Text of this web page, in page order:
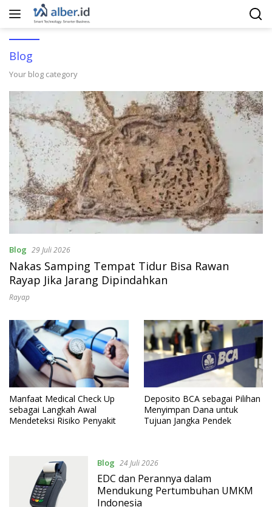
Langsung
Blog
Your blog category
Blog 29 Juli 2026
Nakas Samping Tempat Tidur Bisa Rawan
Rayap Jika Jarang Dipindahkan
Rayap
Manfaat Medical Check Up
sebagai Langkah Awal
Mendeteksi Risiko Penyakit
Deposito BCA sebagai Pilihan
Menyimpan Dana untuk
Tujuan Jangka Pendek
Blog 24 Juli 2026
EDC dan Perannya dalam
Mendukung Pertumbuhan UMKM
Indonesia